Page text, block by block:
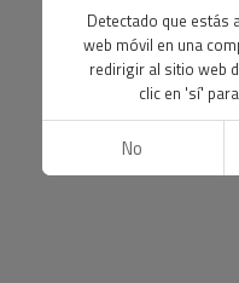
Detectado que estás
web móvil en una
redirigir al sitio web
clic en 'sí'
No